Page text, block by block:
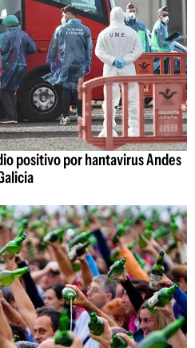
positivo por hantavirus Andes